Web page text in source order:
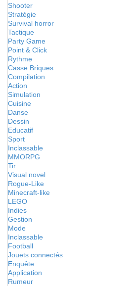
Shooter
Stratégie
Survival horror
Tactique
Party Game
Point & Click
Rythme
Casse Briques
Compilation
Action
Simulation
Cuisine
Danse
Dessin
Educatif
Sport
Inclassable
MMORPG
Tir
Visual novel
Rogue-Like
Minecraft-like
LEGO
Indies
Gestion
Mode
Inclassable
Football
Jouets connectés
Enquête
Application
Rumeur